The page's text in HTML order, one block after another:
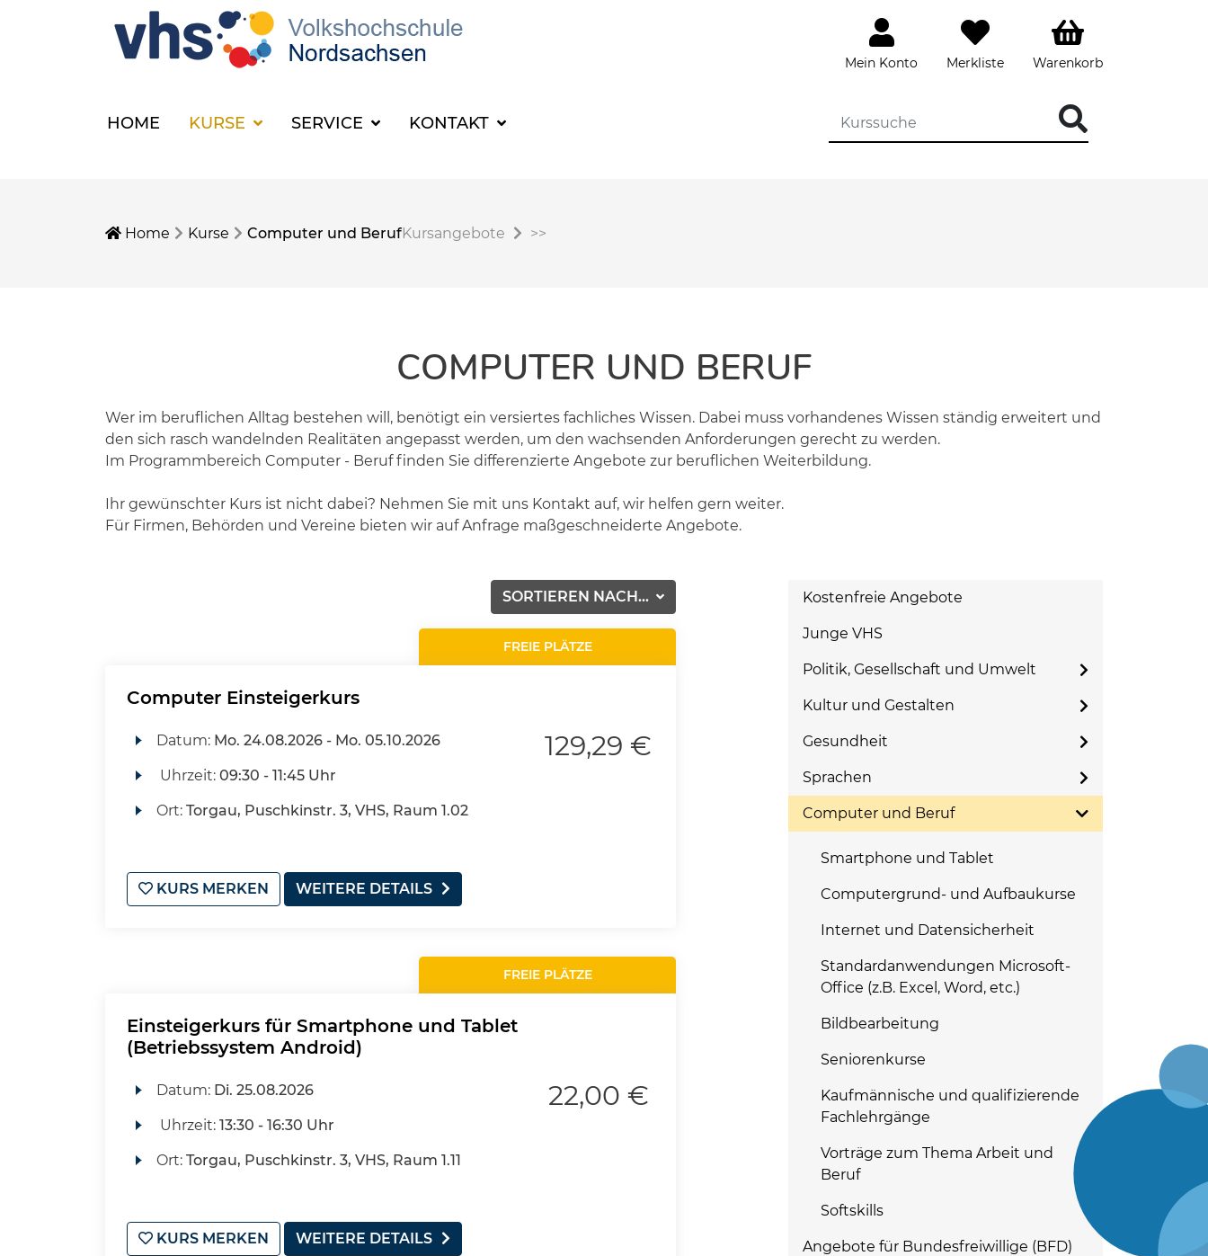
Mein Konto Merkliste Warenkorb
HOME KURSE SERVICE KONTAKT
Home Kurse Computer und BerufKursangebote >>
COMPUTER UND BERUF
Wer im beruflichen Alltag bestehen will, benötigt ein versiertes fachliches Wissen. Dabei muss vorhandenes Wissen ständig erweitert und
den sich rasch wandelnden Realitäten angepasst werden, um den wachsenden Anforderungen gerecht zu werden.
Im Programmbereich Computer - Beruf finden Sie differenzierte Angebote zur beruflichen Weiterbildung.
Ihr gewünschter Kurs ist nicht dabei? Nehmen Sie mit uns Kontakt auf, wir helfen gern weiter.
Für Firmen, Behörden und Vereine bieten wir auf Anfrage maßgeschneiderte Angebote.
SORTIEREN NACH...
FREIE PLÄTZE
Computer Einsteigerkurs
Datum: Mo. 24.08.2026 - Mo. 05.10.2026
Uhrzeit: 09:30 - 11:45 Uhr
Ort: Torgau, Puschkinstr. 3, VHS, Raum 1.02
129,29 €
KURS MERKEN WEITERE DETAILS
FREIE PLÄTZE
Einsteigerkurs für Smartphone und Tablet
(Betriebssystem Android)
Datum: Di. 25.08.2026
Uhrzeit: 13:30 - 16:30 Uhr
Ort: Torgau, Puschkinstr. 3, VHS, Raum 1.11
22,00 €
KURS MERKEN WEITERE DETAILS
Kostenfreie Angebote
Junge VHS
Politik, Gesellschaft und Umwelt
Kultur und Gestalten
Gesundheit
Sprachen
Computer und Beruf
Smartphone und Tablet
Computergrund- und Aufbaukurse
Internet und Datensicherheit
Standardanwendungen Microsoft-
Office (z.B. Excel, Word, etc.)
Bildbearbeitung
Seniorenkurse
Kaufmännische und qualifizierende
Fachlehrgänge
Vorträge zum Thema Arbeit und
Beruf
Softskills
Angebote für Bundesfreiwillige (BFD)